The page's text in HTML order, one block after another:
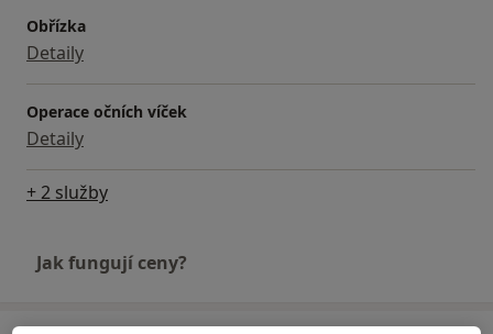
Obřízka
Detaily
Operace očních víček
Detaily
+ 2 služby
Jak fungují ceny?